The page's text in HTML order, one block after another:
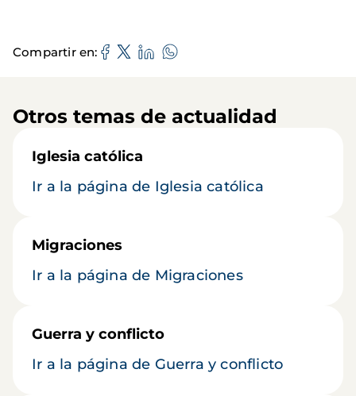
Compartir en
Otros temas de actualidad
Iglesia católica
Ir a la página de Iglesia católica
Migraciones
Ir a la página de Migraciones
Guerra y conflicto
Ir a la página de Guerra y conflicto